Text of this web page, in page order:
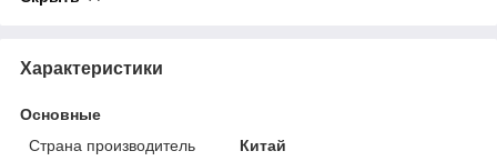
Характеристики
Основные
Страна производитель
Китай